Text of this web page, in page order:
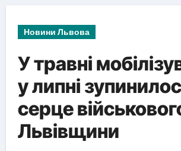
Новини Львова
У травні
у липні
серце
Львівщини